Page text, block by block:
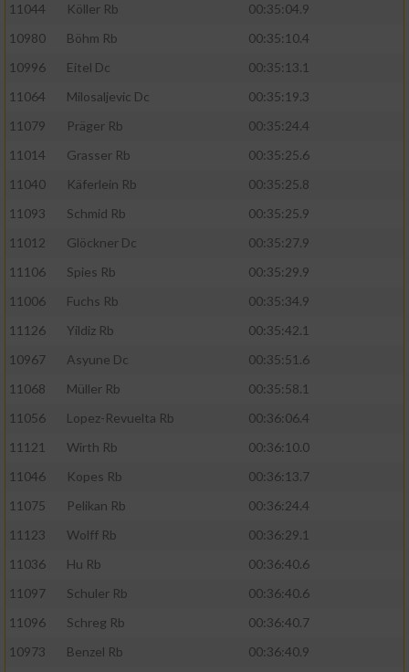
11044
Köller Rb
00:35:04.9
10980
Böhm Rb
00:35:10.4
10996
Eitel Dc
00:35:13.1
11064
Milosaljevic Dc
00:35:19.3
11079
Präger Rb
00:35:24.4
11014
Grasser Rb
00:35:25.6
11040
Käferlein Rb
00:35:25.8
11093
Schmid Rb
00:35:25.9
11012
Glöckner Dc
00:35:27.9
11106
Spies Rb
00:35:29.9
11006
Fuchs Rb
00:35:34.9
11126
Yildiz Rb
00:35:42.1
10967
Asyune Dc
00:35:51.6
11068
Müller Rb
00:35:58.1
11056
Lopez-Revuelta Rb
00:36:06.4
11121
Wirth Rb
00:36:10.0
11046
Kopes Rb
00:36:13.7
11075
Pelikan Rb
00:36:24.4
11123
Wolff Rb
00:36:29.1
11036
Hu Rb
00:36:40.6
11097
Schuler Rb
00:36:40.6
11096
Schreg Rb
00:36:40.7
10973
Benzel Rb
00:36:40.9